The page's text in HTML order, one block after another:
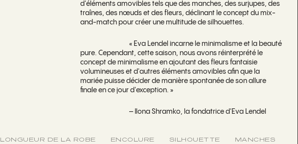
d'éléments amovibles tels que des manches, des surjupes, des
traînes, des nœuds et des fleurs, déclinant le concept du mix-
and-match pour créer une multitude de silhouettes.
« Eva Lendel incarne le minimalisme et la beauté
pure. Cependant, cette saison, nous avons réinterprété le
concept de minimalisme en ajoutant des fleurs fantaisie
volumineuses et d'autres éléments amovibles afin que la
mariée puisse décider de manière spontanée de son allure
finale en ce jour d'exception. »
– Ilona Shramko, la fondatrice d'Eva Lendel
LONGUEUR DE LA ROBE ENCOLURE SILHOUETTE MANCHES